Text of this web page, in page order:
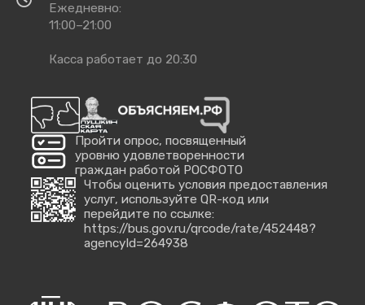
работы
Ежедневно:
11:00–21:00
Касса работает до 20:30
Пройти опрос, посвященный
уровню удовлетворенности
граждан работой РОСФОТО
Чтобы оценить условия предоставления
услуг, используйте QR-код или
перейдите по ссылке:
https://bus.gov.ru/qrcode/rate/452448?
agencyId=264938